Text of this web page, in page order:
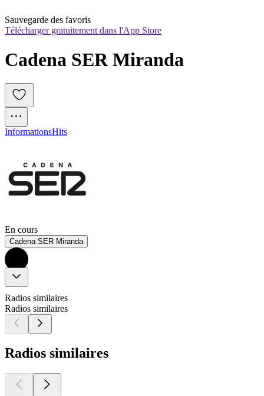
Sauvegarde des favoris
Télécharger gratuitement dans l'App Store
Cadena SER Miranda
InformationsHits
En cours
Cadena SER Miranda
Radios similaires
Radios similaires
Radios similaires